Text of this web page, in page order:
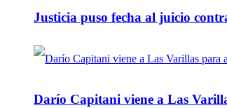
Justicia puso fecha al juicio
Darío Capitani viene a Las